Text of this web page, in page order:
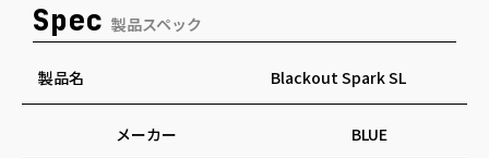
Spec 製品スペック
製品名 Blackout Spark SL
メーカー BLUE